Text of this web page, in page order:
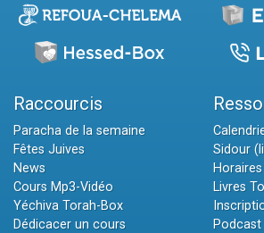
Raccourcis
Paracha de la semaine
Fêtes Juives
News
Cours Mp3-Vidéo
Yéchiva Torah-Box
Dédicacer un cours
Sidour
Livres